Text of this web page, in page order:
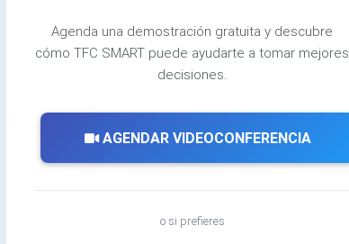
Agenda una demostración gratuita y descubre
cómo TFC SMART puede ayudarte a tomar mejores
decisiones.
AGENDAR VIDEOCONFERENCIA
o si prefieres